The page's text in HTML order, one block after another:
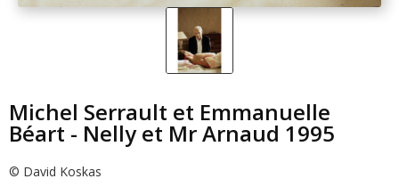
Michel Serrault et Emmanuelle
Béart - Nelly et Mr Arnaud 1995
© David Koskas